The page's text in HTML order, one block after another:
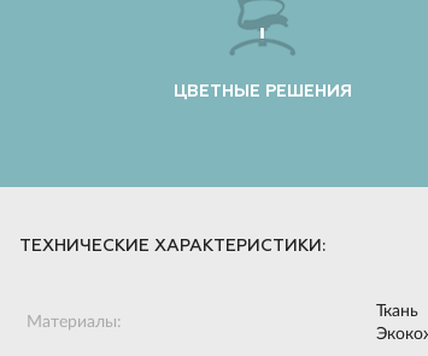
ЦВЕТНЫЕ РЕШЕНИЯ
ТЕХНИЧЕСКИЕ ХАРАКТЕРИСТИКИ:
Материалы:
Ткань